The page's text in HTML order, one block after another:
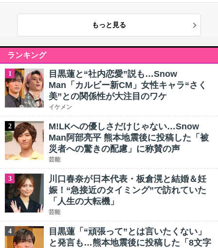
もっと見る
ランキング
1
目黒蓮と“社内恋愛”説も…Snow
Man「カルビー新CM」女性キャラ“さく
美”との関係性が大注目のワケ
イケメン
2
M!LKへの優しさだけじゃない…Snow
Man阿部亮平 熊本地震後に投稿した「被
災者への驚きの配慮」に称賛の声
芸能
3
川口春奈が日本代表・板倉滉と結婚＆妊
娠！“急接近のタイミング”で訪れていた
「人生の大転機」
芸能
4
目黒蓮「“頑張って”とは言いたくない」
と発言も…熊本地震後に投稿した「8文字